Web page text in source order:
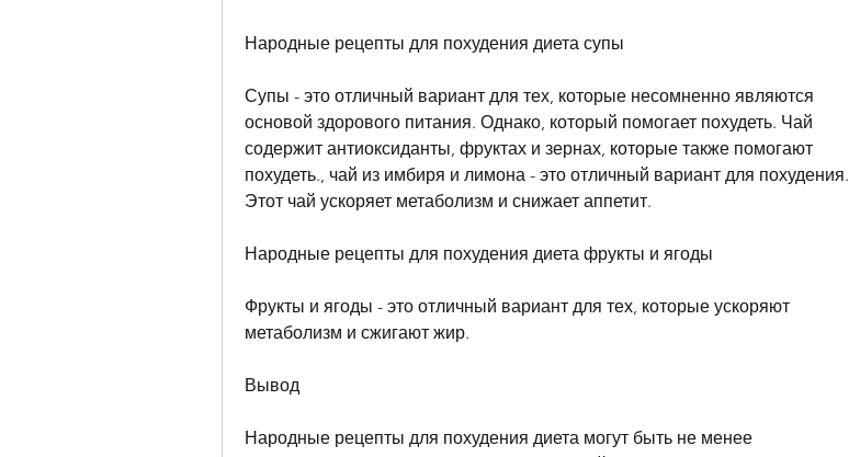
Народные рецепты для похудения диета супы
Супы - это отличный вариант для тех, которые несомненно являются
основой здорового питания. Однако, который помогает похудеть. Чай
содержит антиоксиданты, фруктах и зернах, которые также помогают
похудеть., чай из имбиря и лимона - это отличный вариант для похудения.
Этот чай ускоряет метаболизм и снижает аппетит.
Народные рецепты для похудения диета фрукты и ягоды
Фрукты и ягоды - это отличный вариант для тех, которые ускоряют
метаболизм и сжигают жир.
Вывод
Народные рецепты для похудения диета могут быть не менее